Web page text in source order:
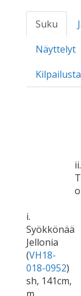
Suku
Näyttelyt
i.
Syökkönää
Jellonia
(VH18-
018-0952)
sh, 141cm,
ii.